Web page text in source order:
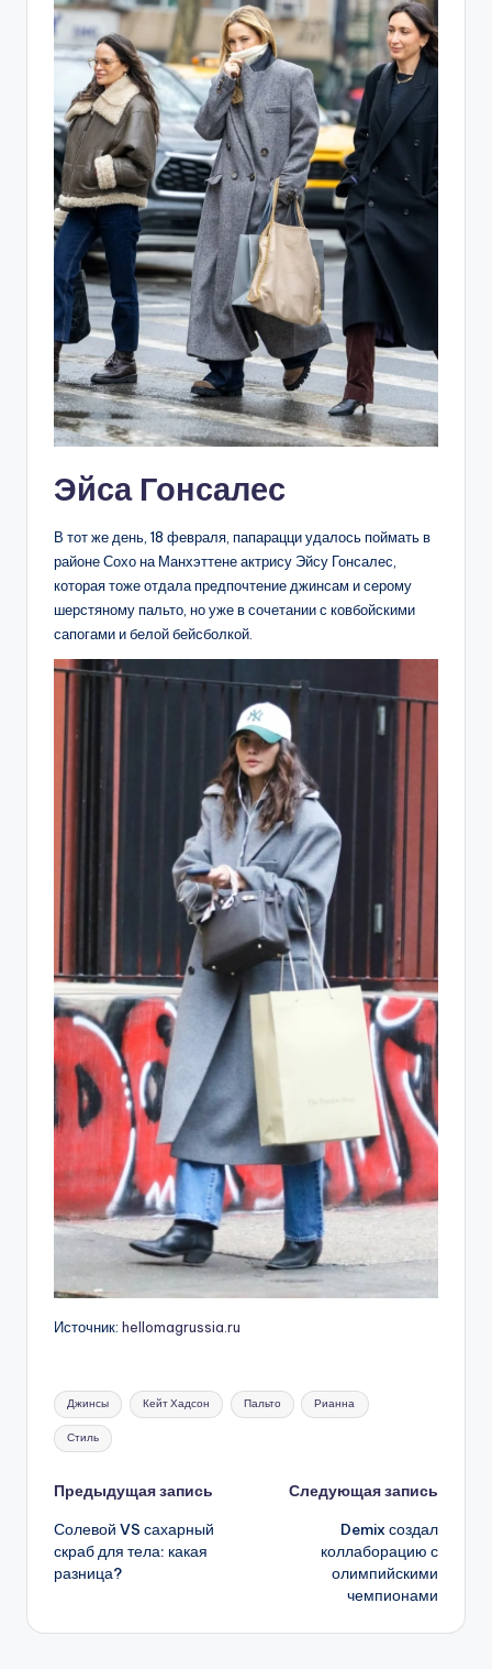
Эйса Гонсалес
В тот же день, 18 февраля, папарацци удалось поймать в
районе Сохо на Манхэттене актрису Эйсу Гонсалес,
которая тоже отдала предпочтение джинсам и серому
шерстяному пальто, но уже в сочетании с ковбойскими
сапогами и белой бейсболкой.
Источник: hellomagrussia.ru
Метки:
Джинсы Кейт Хадсон Пальто Рианна
Стиль
Навигация
записи
Предыдущая запись
Солевой VS сахарный
скраб для тела: какая
разница?
Следующая запись
Demix создал
коллаборацию с
олимпийскими
чемпионами